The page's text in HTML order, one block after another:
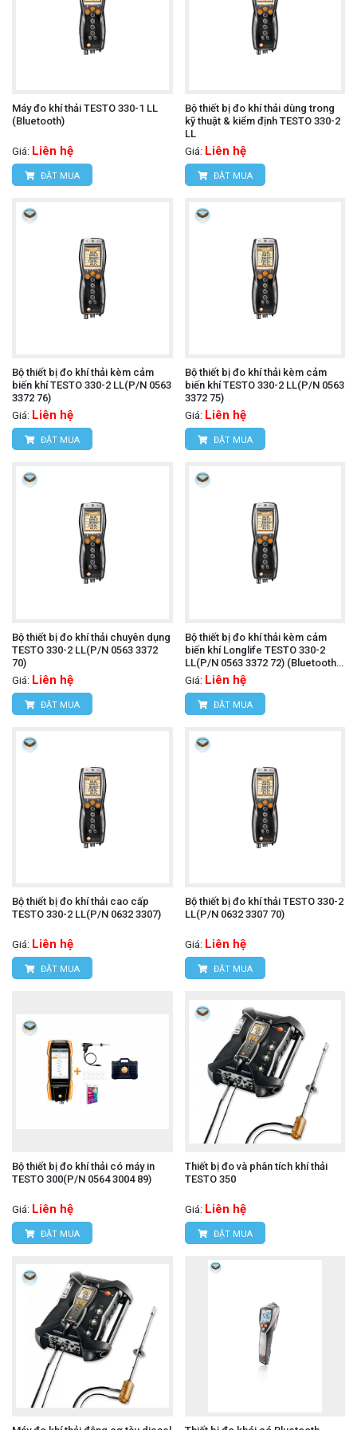
Địa chỉ:D7/6B đường Dương Đình Cúc, Xã Tân
Kiên, Huyện Bình Chánh, Tp.Hồ Chí Minh.
Email:vantien2307@gmail.com
www.hungnguyentech.vn
Tham khảo thêm:
Camera nhiệt độ UNI-T
UTi120B
Máy đo khí thải TESTO 330-1 LL
(Bluetooth)
Giá: Liên hệ
ĐẶT MUA
Bộ thiết bị đo khí thải dùng trong
kỹ thuật & kiểm định TESTO 330-2
LL
Giá: Liên hệ
ĐẶT MUA
Bộ thiết bị đo khí thải kèm cảm
biến khí TESTO 330-2 LL(P/N 0563
3372 76)
Giá: Liên hệ
ĐẶT MUA
Bộ thiết bị đo khí thải kèm cảm
biến khí TESTO 330-2 LL(P/N 0563
3372 75)
Giá: Liên hệ
ĐẶT MUA
Bộ thiết bị đo khí thải chuyên dụng
TESTO 330-2 LL(P/N 0563 3372
70)
Giá: Liên hệ
ĐẶT MUA
Bộ thiết bị đo khí thải kèm cảm
biến khí Longlife TESTO 330-2
LL(P/N 0563 3372 72) (Bluetooth,
không máy in)
Giá: Liên hệ
ĐẶT MUA
Bộ thiết bị đo khí thải cao cấp
TESTO 330-2 LL(P/N 0632 3307)
Giá: Liên hệ
ĐẶT MUA
Bộ thiết bị đo khí thải TESTO 330-2
LL(P/N 0632 3307 70)
Giá: Liên hệ
ĐẶT MUA
Bộ thiết bị đo khí thải có máy in
TESTO 300(P/N 0564 3004 89)
Giá: Liên hệ
ĐẶT MUA
Thiết bị đo và phân tích khí thải
TESTO 350
Giá: Liên hệ
ĐẶT MUA